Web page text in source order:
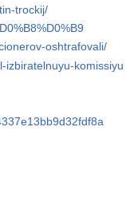
trockij/
oshtrafovali/
izbiratelnuyu-komissiyu